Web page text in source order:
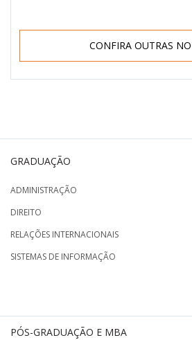
CONFIRA OUTRAS
GRADUAÇÃO
ADMINISTRAÇÃO
DIREITO
RELAÇÕES INTERNACIONAIS
SISTEMAS DE INFORMAÇÃO
PÓS-GRADUAÇÃO E MBA